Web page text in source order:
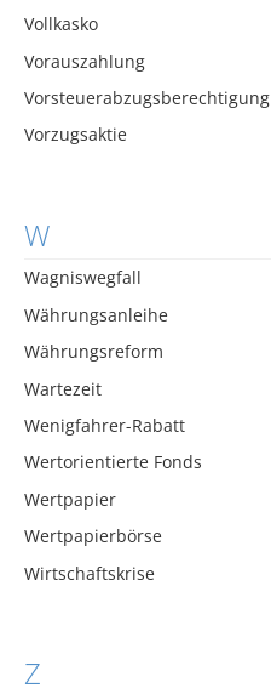
Vollkasko
Vorauszahlung
Vorsteuerabzugsberechtigung
Vorzugsaktie
W
Wagniswegfall
Währungsanleihe
Währungsreform
Wartezeit
Wenigfahrer-Rabatt
Wertorientierte Fonds
Wertpapier
Wertpapierbörse
Wirtschaftskrise
Z